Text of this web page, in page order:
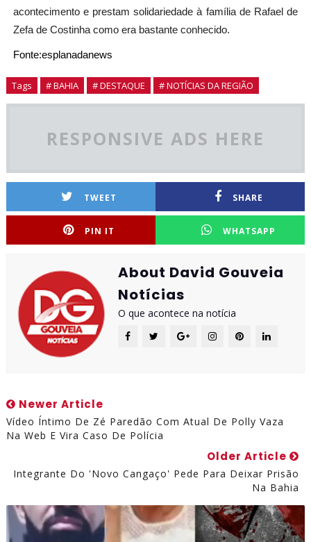
acontecimento e prestam solidariedade à família de Rafael de
Zefa de Costinha como era bastante conhecido.
Fonte:esplanadanews
Tags # BAHIA # DESTAQUE # NOTÍCIAS DA REGIÃO
RESPONSIVE ADS HERE
TWEET SHARE
PIN IT WHATSAPP
About David Gouveia
Notícias
O que acontece na notícia
Newer Article
Vídeo Íntimo De Zé Paredão Com Atual De Polly Vaza
Na Web E Vira Caso De Polícia
Older Article
Integrante Do 'novo Cangaço' Pede Para Deixar Prisão
Na Bahia